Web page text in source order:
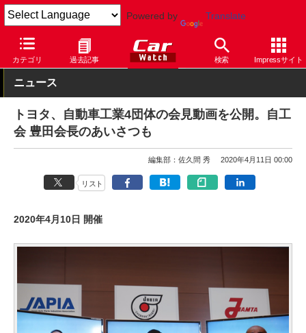
Powered by Translate
カテゴリ 過去記事 検索 Impressサイト
Car Watch 自動車 トヨタ その他
ニュース
トヨタ、自動車工業4団体の会見動画を公開。自工
会 豊田会長のあいさつも
編集部：佐久間 秀 2020年4月11日 00:00
リスト
2020年4月10日 開催